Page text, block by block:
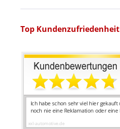
Top Kundenzufriedenheit